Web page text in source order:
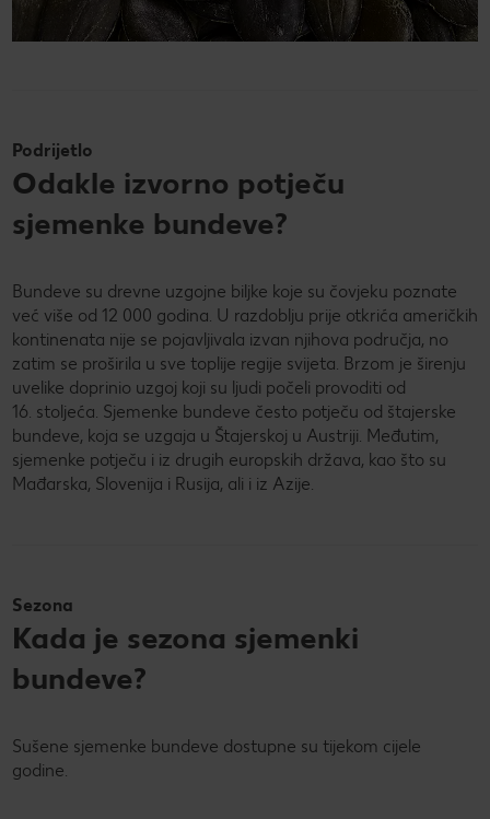
Podrijetlo
Odakle izvorno potječu
sjemenke bundeve?
Bundeve su drevne uzgojne biljke koje su čovjeku poznate
već više od 12 000 godina. U razdoblju prije otkrića američkih
kontinenata nije se pojavljivala izvan njihova područja, no
zatim se proširila u sve toplije regije svijeta. Brzom je širenju
uvelike doprinio uzgoj koji su ljudi počeli provoditi od
16. stoljeća. Sjemenke bundeve često potječu od štajerske
bundeve, koja se uzgaja u Štajerskoj u Austriji. Međutim,
sjemenke potječu i iz drugih europskih država, kao što su
Mađarska, Slovenija i Rusija, ali i iz Azije.
Sezona
Kada je sezona sjemenki
bundeve?
Sušene sjemenke bundeve dostupne su tijekom cijele
godine.